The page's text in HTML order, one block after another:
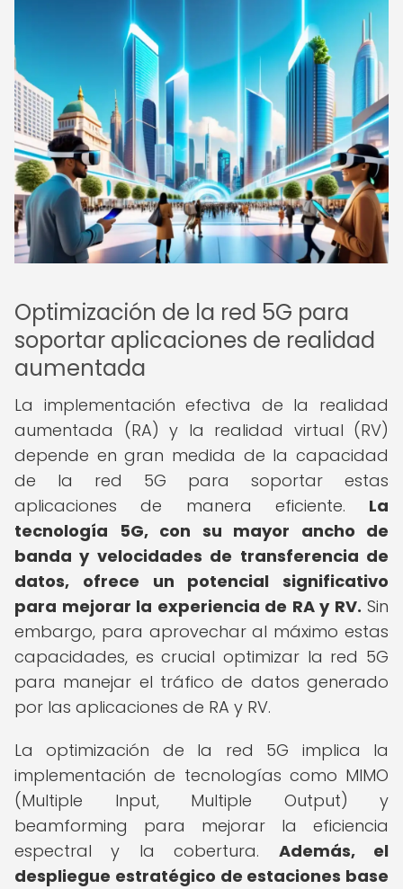
Optimización de la red 5G para
soportar aplicaciones de realidad
aumentada
La implementación efectiva de la realidad
aumentada (RA) y la realidad virtual (RV)
depende en gran medida de la capacidad
de la red 5G para soportar estas
aplicaciones de manera eficiente. La
tecnología 5G, con su mayor ancho de
banda y velocidades de transferencia de
datos, ofrece un potencial significativo
para mejorar la experiencia de RA y RV. Sin
embargo, para aprovechar al máximo estas
capacidades, es crucial optimizar la red 5G
para manejar el tráfico de datos generado
por las aplicaciones de RA y RV.
La optimización de la red 5G implica la
implementación de tecnologías como MIMO
(Multiple Input, Multiple Output) y
beamforming para mejorar la eficiencia
espectral y la cobertura. Además, el
despliegue estratégico de estaciones base